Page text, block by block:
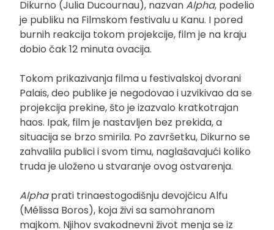
Dikurno (Julia Ducournau), nazvanAlpha, podelio
je publiku na Filmskom festivalu u Kanu. I pored
burnih reakcija tokom projekcije, film je na kraju
dobio čak 12 minuta ovacija.
Tokom prikazivanja filma u festivalskoj dvorani
Palais, deo publike je negodovao i uzvikivao da se
projekcija prekine, što je izazvalo kratkotrajan
haos. Ipak, film je nastavljen bez prekida, a
situacija se brzo smirila. Po završetku, Dikurno se
zahvalila publici i svom timu, naglašavajući koliko
truda je uloženo u stvaranje ovog ostvarenja.
Alphaprati trinaestogodišnju devojčicu Alfu
(Mélissa Boros), koja živi sa samohranom
majkom. Njihov svakodnevni život menja se iz